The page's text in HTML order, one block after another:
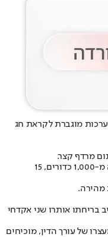
מוגברת לקראת חג
מרדף קצר.
בחיפוש במקום נחשף מאגר אמל"ח נרחב, שכלל שבעה כלי נשק מוכנים לשימוש: שני רובי M16 ארוכים, שני רובי M16 קצרים, רובה סער מסוג קלצ'ניקוב ושני אקדחי גלוק 19. בנוסף נתפסו למעלה מ-1,000 כדורים, 15
בריחתו אותרו שני אקדחי
של עורך הדין, מוכיחים